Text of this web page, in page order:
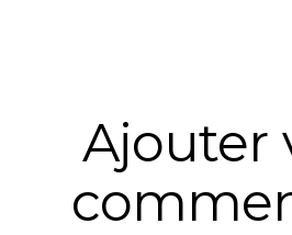
Ajouter